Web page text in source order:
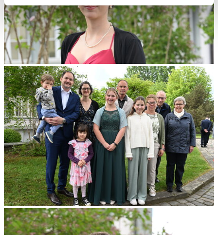
verarbeitet werden, und legen Sie Ihre Präferenzen im
Abschnitt Einzelheitenfest.
Wir verwenden Cookies, um Inhalte und Anzeigen zu
personalisieren, Funktionen für soziale Medien anbieten
zu können und die Zugriffe auf unsere Website zu
analysieren. Außerdem geben wir Informationen zu Ihrer
Verwendung unserer Website an unsere Partner für
soziale Medien, Werbung und Analysen weiter. Unsere
Partner führen diese Informationen möglicherweise mit
weiteren Daten zusammen, die Sie ihnen bereitgestellt
haben oder die sie im Rahmen Ihrer Nutzung der Dienste
gesammelt haben.